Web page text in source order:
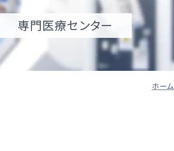
施設認定
個人情報保護
患者の権利章典、患者の義務
セカンドオピニオン
患者様からの相談受付窓口
診断書・証明書
入院時のご用意
糖尿病内科
脳神経外科
乳腺外科
泌尿器科
形成外科
栄養管理科
集中治療部
臨床試験センター
ブレインハートチーム
緩和ケアチーム
ー
脳卒中センター
頭頸部腫瘍センター
内視鏡センター
結石治療センター
ASO治療センター
専門医療センター
ホーム